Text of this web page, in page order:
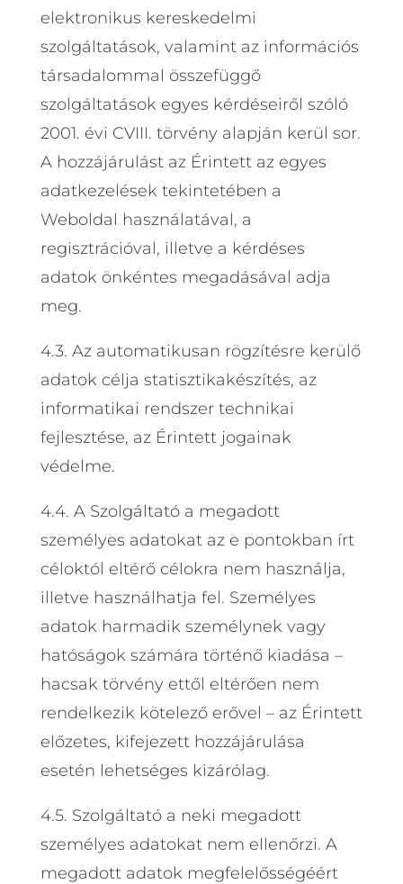
elektronikus kereskedelmi
szolgáltatások, valamint az információs
társadalommal összefüggő
szolgáltatások egyes kérdéseiről szóló
2001. évi CVIII. törvény alapján kerül sor.
A hozzájárulást az Érintett az egyes
adatkezelések tekintetében a
Weboldal használatával, a
regisztrációval, illetve a kérdéses
adatok önkéntes megadásával adja
meg.
4.3. Az automatikusan rögzítésre kerülő
adatok célja statisztikakészítés, az
informatikai rendszer technikai
fejlesztése, az Érintett jogainak
védelme.
4.4. A Szolgáltató a megadott
személyes adatokat az e pontokban írt
céloktól eltérő célokra nem használja,
illetve használhatja fel. Személyes
adatok harmadik személynek vagy
hatóságok számára történő kiadása –
hacsak törvény ettől eltérően nem
rendelkezik kötelező erővel – az Érintett
előzetes, kifejezett hozzájárulása
esetén lehetséges kizárólag.
4.5. Szolgáltató a neki megadott
személyes adatokat nem ellenőrzi. A
megadott adatok megfelelősségéért